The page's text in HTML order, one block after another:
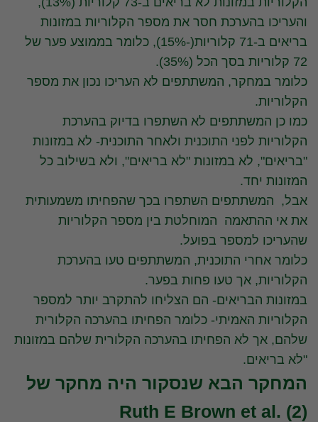
והעריכו בהערכת חסר את מספר הקלוריות במזונות
בריאים ב-71 קלוריות(-15%), כלומר בממוצע פער של
72 קלוריות בסך הכל (35%).
כלומר במחקר, המשתתפים לא העריכו נכון את מספר
הקלוריות.
כמו כן המשתתפים לא השתפרו בדיוק בהערכת
הקלוריות לפני התוכנית ולאחר התוכנית- לא במזונות
"בריאים", לא במזונות "לא בריאים", ולא בשילוב כל
המזונות יחד.
אבל, המשתתפים השתפרו בכך שהפחיתו משמעותית
את אי ההתאמה המוחלטת בין מספר הקלוריות
שהעריכו למספר בפועל.
כלומר אחרי התוכנית, המשתתפים טעו בהערכת
הקלוריות, אך טעו פחות בפער.
במזונות הבריאים- הם הצליחו להתקרב יותר למספר
הקלוריות האמיתי- כלומר הפחיתו בהערכה הקלורית
שלהם, אך לא הפחיתו בהערכה הקלורית שלהם במזונות
"לא בריאים.
המחקר הבא שנסקור היה מחקר של
Ruth E Brown et al. (2)